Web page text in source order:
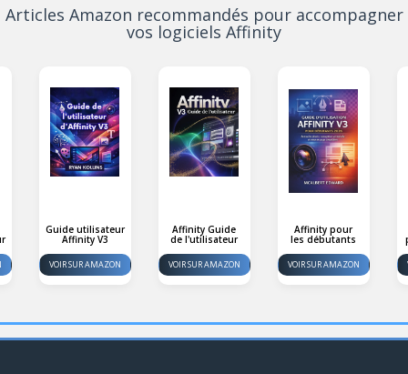
Articles Amazon recommandés pour accompagner
vos logiciels Affinity
Guide utilisateur
Affinity V3
VOIR SUR AMAZON
Affinity Guide
de l'utilisateur
VOIR SUR AMAZON
Affinity pour
les débutants
VOIR SUR AMAZON